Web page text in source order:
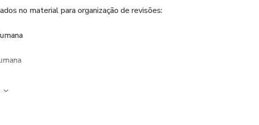
no material para organização de revisões: